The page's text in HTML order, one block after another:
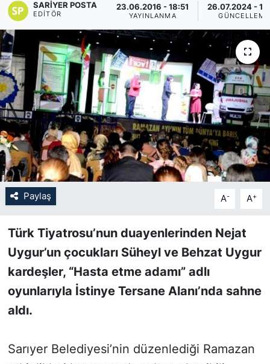
SARIYER POSTA
EDITÖR
23.06.2016 - 18:51
YAYINLANMA
26.07.2024 -
GÜNCELLEME
Paylaş A- A+
Türk Tiyatrosu’nun duayenlerinden Nejat
Uygur’un çocukları Süheyl ve Behzat Uygur
kardeşler, “Hasta etme adamı” adlı
oyunlarıyla İstinye Tersane Alanı’nda sahne
aldı.
Sarıyer Belediyesi’nin düzenlediği Ramazan
KÖŞE YAZILARI (Arşiv)
KÜLTÜR SANAT
MAGAZİN
RÖPORTAJ
SAĞLIK
SARIYER HABERLERİ
SARIYER İMAR BARIŞI
SEKTÖR
SİYASET
SPOR